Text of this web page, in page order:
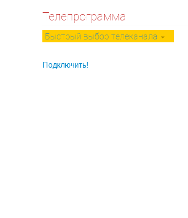
Телепрограмма
Быстрый выбор телеканала
Подключить!